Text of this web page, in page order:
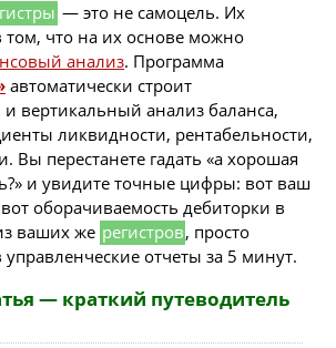
— это не самоцель. Их
том, что на их основе можно
анализ. Программа
автоматически строит
вертикальный анализ баланса,
ликвидности, рентабельности,
Вы перестанете гадать «а хорошая
и увидите точные цифры: вот ваш
оборачиваемость дебиторки в
ваших же регистров, просто
отчеты за 5 минут.
— краткий путеводитель